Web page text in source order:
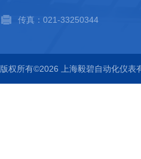
传真：021-33250344
版权所有©2026 上海毅碧自动化仪